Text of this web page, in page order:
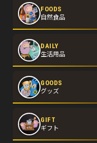
FOODS
自然食品
DAILY
生活用品
GOODS
グッズ
GIFT
ギフト